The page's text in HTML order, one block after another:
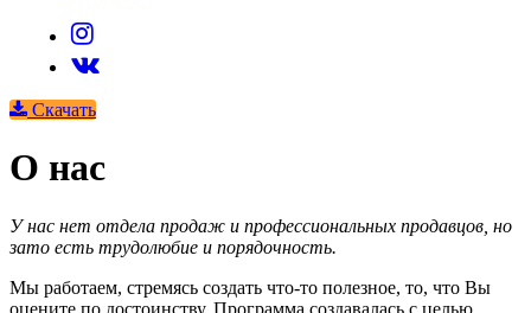
Скачать
О нас
У нас нет отдела продаж и профессиональных продавцов, но
зато есть трудолюбие и порядочность.
Мы работаем, стремясь создать что-то полезное, то, что Вы
оцените по достоинству. Программа создавалась с целью